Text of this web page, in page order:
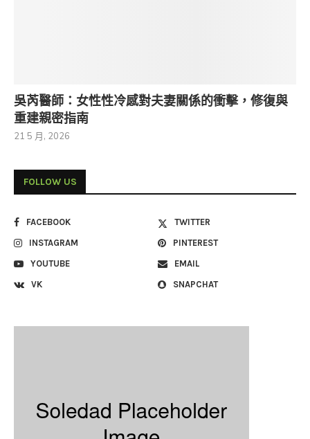
吳芮醫師：女性性冷感對夫妻關係的衝擊，修復與
重建親密指南
21 5 月, 2026
FOLLOW US
FACEBOOK
TWITTER
INSTAGRAM
PINTEREST
YOUTUBE
EMAIL
VK
SNAPCHAT